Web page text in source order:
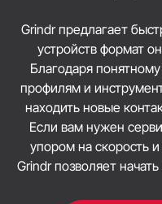
Grindr предлагает
устройств формат
Благодаря
профилям и
находить новые
Если вам нужен
упором на скорость
Grindr позволяет